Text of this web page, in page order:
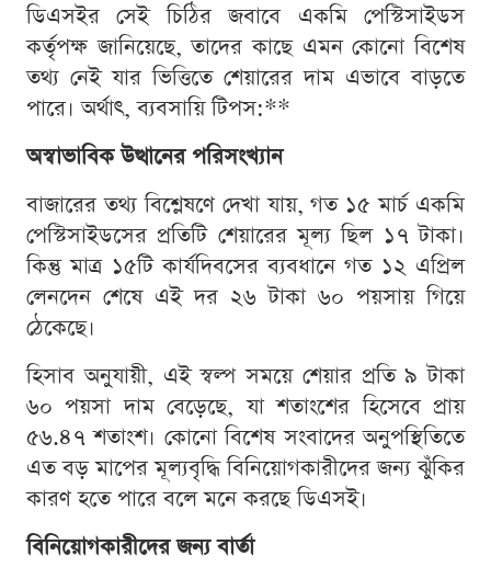
ডিএসইর সেই চিঠির জবাবে একমি পেস্টিসাইডস
কর্তৃপক্ষ জানিয়েছে, তাদের কাছে এমন কোনো বিশেষ
তথ্য নেই যার ভিত্তিতে শেয়ারের দাম এভাবে বাড়তে
পারে। অর্থাৎ, ব্যবসায়ি টিপস:**
অস্বাভাবিক উত্থানের পরিসংখ্যান
বাজারের তথ্য বিশ্লেষণে দেখা যায়, গত ১৫ মার্চ একমি
পেস্টিসাইডসের প্রতিটি শেয়ারের মূল্য ছিল ১৭ টাকা।
কিন্তু মাত্র ১৫টি কার্যদিবসের ব্যবধানে গত ১২ এপ্রিল
লেনদেন শেষে এই দর ২৬ টাকা ৬০ পয়সায় গিয়ে
ঠেকেছে।
হিসাব অনুযায়ী, এই স্বল্প সময়ে শেয়ার প্রতি ৯ টাকা
৬০ পয়সা দাম বেড়েছে, যা শতাংশের হিসেবে প্রায়
৫৬.৪৭ শতাংশ। কোনো বিশেষ সংবাদের অনুপস্থিতিতে
এত বড় মাপের মূল্যবৃদ্ধি বিনিয়োগকারীদের জন্য ঝুঁকির
কারণ হতে পারে বলে মনে করছে ডিএসই।
বিনিয়োগকারীদের জন্য বার্তা